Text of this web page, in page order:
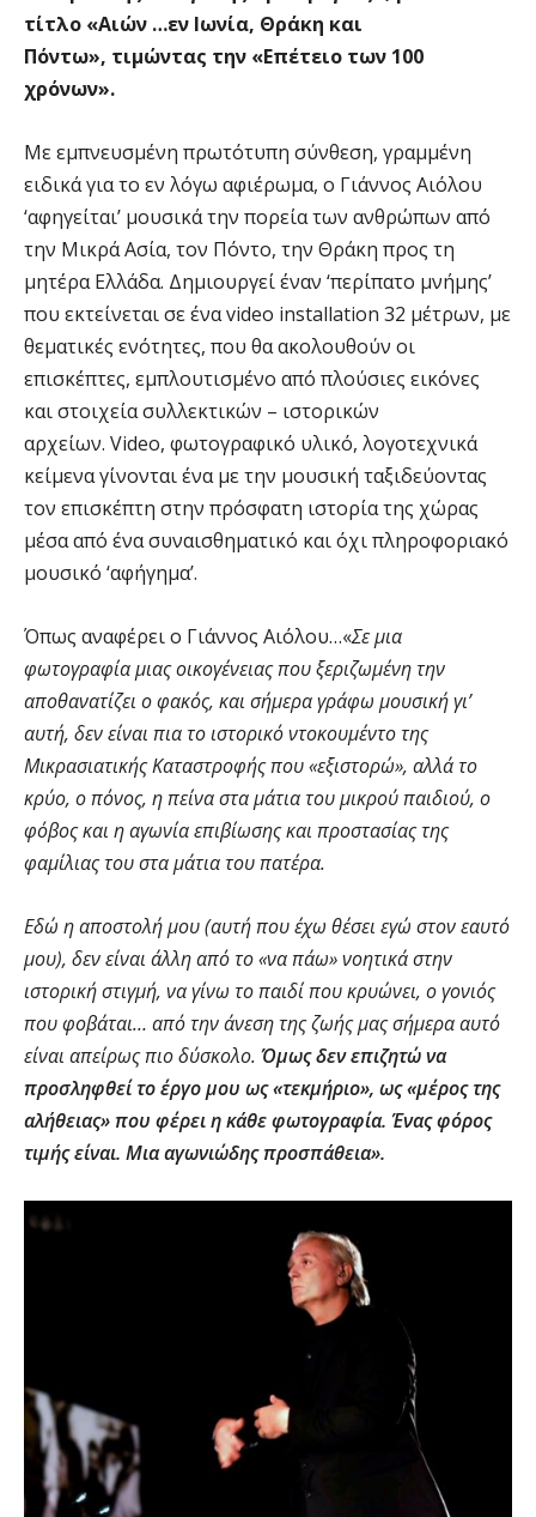
τίτλο «Aιών …εν Ιωνία, Θράκη και
Πόντω», τιμώντας την «Επέτειο των 100
χρόνων».
Με εμπνευσμένη πρωτότυπη σύνθεση, γραμμένη
ειδικά για το εν λόγω αφιέρωμα, ο Γιάννος Αιόλου
‘αφηγείται’ μουσικά την πορεία των ανθρώπων από
την Μικρά Ασία, τον Πόντο, την Θράκη προς τη
μητέρα Ελλάδα. Δημιουργεί έναν ‘περίπατο μνήμης’
που εκτείνεται σε ένα video installation 32 μέτρων, με
θεματικές ενότητες, που θα ακολουθούν οι
επισκέπτες, εμπλουτισμένο από πλούσιες εικόνες
και στοιχεία συλλεκτικών – ιστορικών
αρχείων. Video, φωτογραφικό υλικό, λογοτεχνικά
κείμενα γίνονται ένα με την μουσική ταξιδεύοντας
τον επισκέπτη στην πρόσφατη ιστορία της χώρας
μέσα από ένα συναισθηματικό και όχι πληροφοριακό
μουσικό ‘αφήγημα’.
Όπως αναφέρει ο Γιάννος Αιόλου…«Σε μια
φωτογραφία μιας οικογένειας που ξεριζωμένη την
αποθανατίζει ο φακός, και σήμερα γράφω μουσική γι’
αυτή, δεν είναι πια το ιστορικό ντοκουμέντο της
Μικρασιατικής Καταστροφής που «εξιστορώ», αλλά το
κρύο, ο πόνος, η πείνα στα μάτια του μικρού παιδιού, ο
φόβος και η αγωνία επιβίωσης και προστασίας της
φαμίλιας του στα μάτια του πατέρα.
Εδώ η αποστολή μου (αυτή που έχω θέσει εγώ στον εαυτό
μου), δεν είναι άλλη από το «να πάω» νοητικά στην
ιστορική στιγμή, να γίνω το παιδί που κρυώνει, ο γονιός
που φοβάται… από την άνεση της ζωής μας σήμερα αυτό
είναι απείρως πιο δύσκολο. Όμως δεν επιζητώ να
προσληφθεί το έργο μου ως «τεκμήριο», ως «μέρος της
αλήθειας» που φέρει η κάθε φωτογραφία. Ένας φόρος
τιμής είναι. Μια αγωνιώδης προσπάθεια».